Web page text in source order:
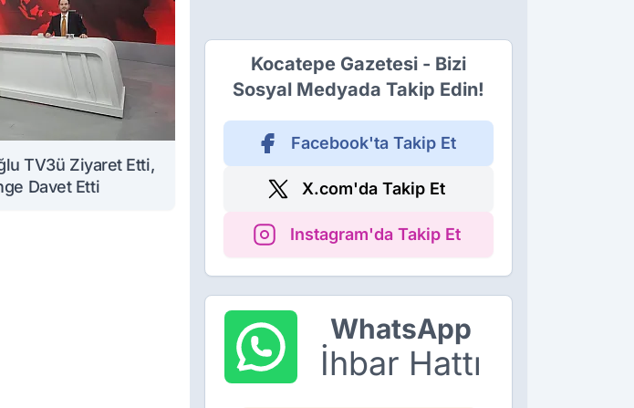
TV3ü Ziyaret Etti,
Davet Etti
Kocatepe Gazetesi - Bizi
Sosyal Medyada Takip Edin!
Facebook'ta Takip Et
X.com'da Takip Et
Instagram'da Takip Et
WhatsApp
İhbar Hattı